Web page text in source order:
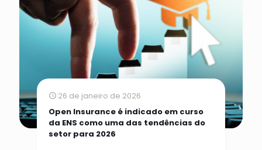
26 de janeiro de 2026
Open Insurance é indicado em curso
da ENS como uma das tendências do
setor para 2026